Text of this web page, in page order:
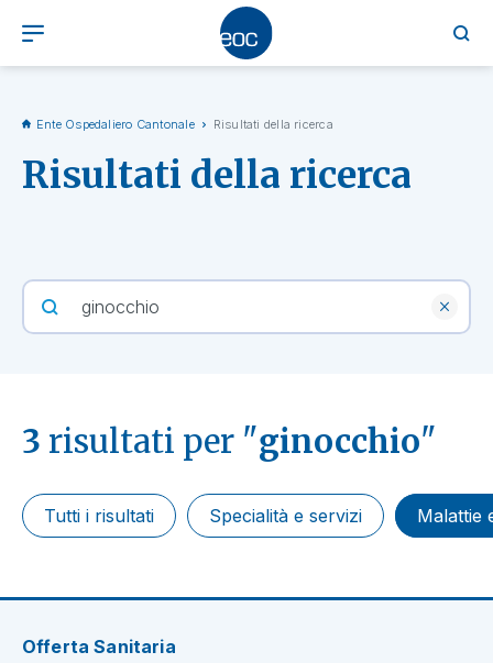
Ente Ospedaliero Cantonale Risultati della ricerca
Risultati della ricerca
3 risultati per "ginocchio"
Tutti i risultati Specialità e servizi Malattie
Offerta Sanitaria